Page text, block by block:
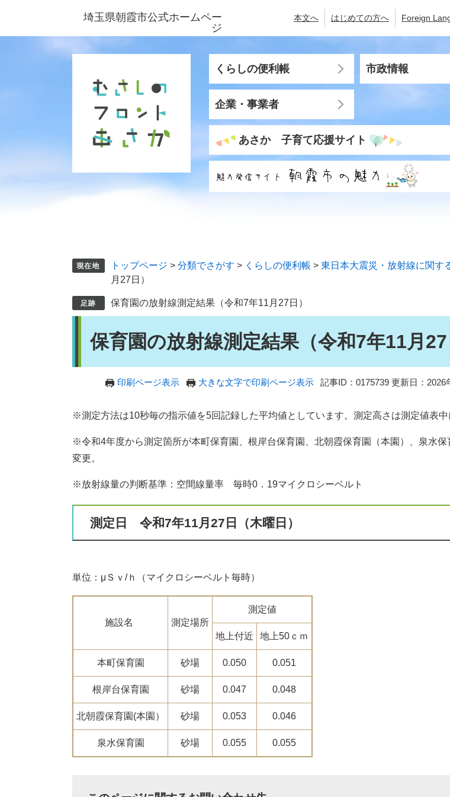
ジ
ュ
埼玉県朝霞市公式ホームペー
ジ
本文へ はじめての方へ Foreign
くらしの便利帳 市政情報
企業・事業者
あさか 子育て応援サイト
トップページ > 分類でさがす > くらしの便利帳 > 東日本大震災・放射線に関す
月27日）
保育園の放射線測定結果（令和7年11月27日）
保育園の放射線測定結果（令和7年11月27
印刷ページ表示 大きな文字で印刷ページ表示 記事ID：0175739 更新日：2026
※測定方法は10秒毎の指示値を5回記録した平均値としています。測定高さは測定値表中
※令和4年度から測定箇所が本町保育園、根岸台保育園、北朝霞保育園（本園）、泉水保
変更。
※放射線量の判断基準：空間線量率 毎時0．19マイクロシーベルト
測定日 令和7年11月27日（木曜日）
単位：μＳｖ/ｈ（マイクロシーベルト毎時）
施設名 測定場所
測定値
地上付近 地上50ｃｍ
本町保育園 砂場 0.050 0.051
根岸台保育園 砂場 0.047 0.048
北朝霞保育園(本園） 砂場 0.053 0.046
泉水保育園 砂場 0.055 0.055